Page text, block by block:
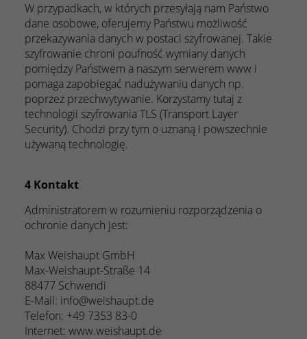
W przypadkach, w których przesyłają nam Państwo
dane osobowe, oferujemy Państwu możliwość
przekazywania danych w postaci szyfrowanej. Takie
szyfrowanie chroni poufność wymiany danych
pomiędzy Państwem a naszym serwerem www i
pomaga zapobiegać nadużywaniu danych np.
poprzez przechwytywanie. Korzystamy tutaj z
technologii szyfrowania TLS (Transport Layer
Security). Chodzi przy tym o uznaną i powszechnie
używaną technologię.
4 Kontakt
Administratorem w rozumieniu rozporządzenia o
ochronie danych jest:
Max Weishaupt GmbH
Max-Weishaupt-Straße 14
88477 Schwendi
E-Mail: info@weishaupt.de
Telefon: +49 7353 83-0
Internet: www.weishaupt.de